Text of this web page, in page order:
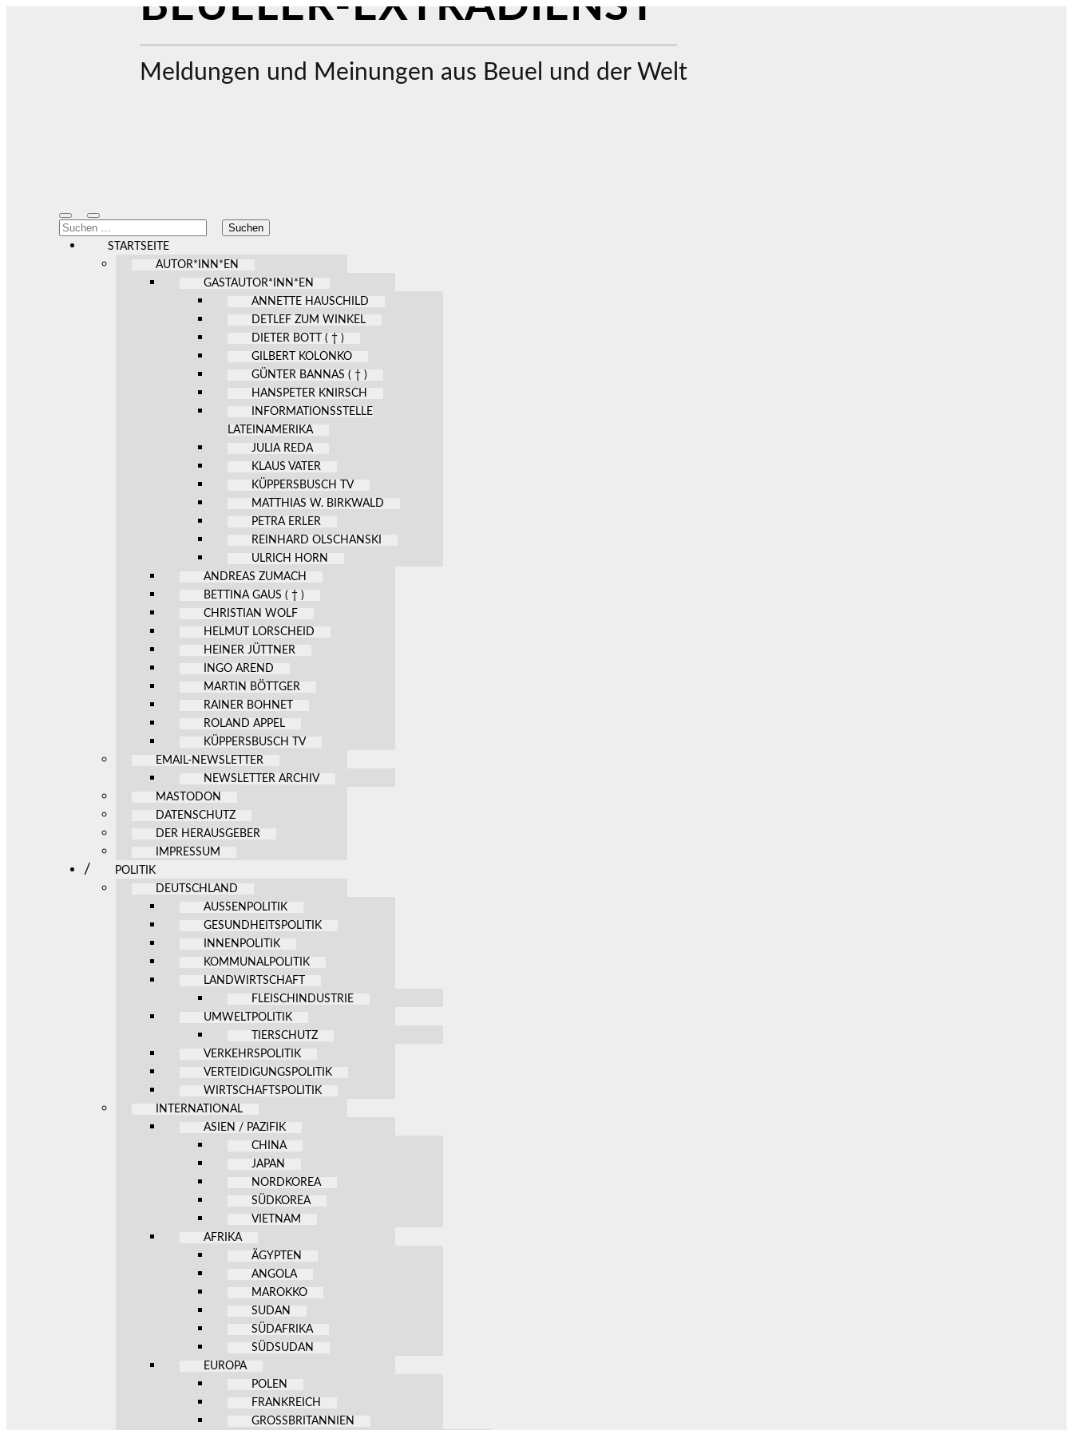
Meldungen und Meinungen aus Beuel und der Welt
Mobile-
Menü
ein-/ausblenden
Suchfeld
ein-/ausblenden
Suchen
nach:
STARTSEITE
AUTOR*INN*EN
GASTAUTOR*INN*EN
ANNETTE HAUSCHILD
DETLEF ZUM WINKEL
DIETER BOTT ( † )
GILBERT KOLONKO
GÜNTER BANNAS ( † )
HANSPETER KNIRSCH
INFORMATIONSSTELLE
LATEINAMERIKA
JULIA REDA
KLAUS VATER
KÜPPERSBUSCH TV
MATTHIAS W. BIRKWALD
PETRA ERLER
REINHARD OLSCHANSKI
ULRICH HORN
ANDREAS ZUMACH
BETTINA GAUS ( † )
CHRISTIAN WOLF
HELMUT LORSCHEID
HEINER JÜTTNER
INGO AREND
MARTIN BÖTTGER
RAINER BOHNET
ROLAND APPEL
KÜPPERSBUSCH TV
EMAIL-NEWSLETTER
NEWSLETTER ARCHIV
MASTODON
DATENSCHUTZ
DER HERAUSGEBER
IMPRESSUM
POLITIK
DEUTSCHLAND
AUSSENPOLITIK
GESUNDHEITSPOLITIK
INNENPOLITIK
KOMMUNALPOLITIK
LANDWIRTSCHAFT
FLEISCHINDUSTRIE
UMWELTPOLITIK
TIERSCHUTZ
VERKEHRSPOLITIK
VERTEIDIGUNGSPOLITIK
WIRTSCHAFTSPOLITIK
INTERNATIONAL
ASIEN / PAZIFIK
CHINA
JAPAN
NORDKOREA
SÜDKOREA
VIETNAM
AFRIKA
ÄGYPTEN
ANGOLA
MAROKKO
SUDAN
SÜDAFRIKA
SÜDSUDAN
EUROPA
POLEN
FRANKREICH
GROSSBRITANNIEN